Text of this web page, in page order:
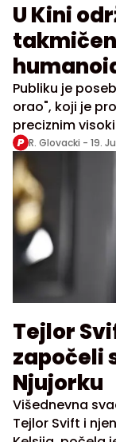
U Kini
Publiku je
orao", koji je
preciznim
R. Glovacki - 19.
Tejlor
započeli
Njujorku
Višednevna
Tejlor Svift i